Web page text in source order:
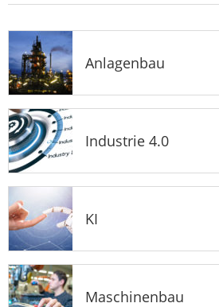
Anlagenbau
Industrie 4.0
KI
Maschinenbau